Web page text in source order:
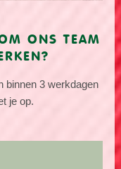
ONS TEAM
binnen 3 werkdagen
je op.